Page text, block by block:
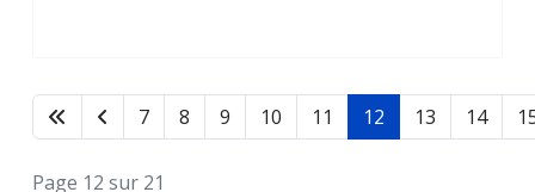
7 8 9 10 11 12 13 14
Page 12 sur 21